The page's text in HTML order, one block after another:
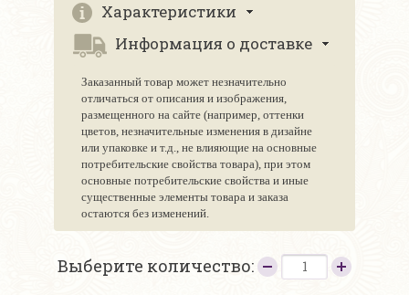
Характеристики
Информация о доставке
Заказанный товар может незначительно
отличаться от описания и изображения,
размещенного на сайте (например, оттенки
цветов, незначительные изменения в дизайне
или упаковке и т.д., не влияющие на основные
потребительские свойства товара), при этом
основные потребительские свойства и иные
существенные элементы товара и заказа
остаются без изменений.
Выберите количество: